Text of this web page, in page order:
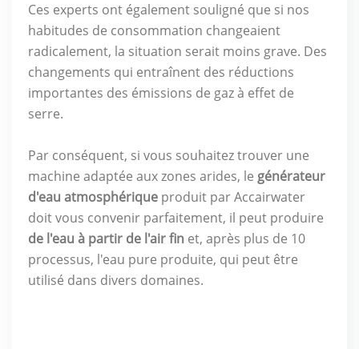
Ces experts ont également souligné que si nos
habitudes de consommation changeaient
radicalement, la situation serait moins grave. Des
changements qui entraînent des réductions
importantes des émissions de gaz à effet de
serre.
Par conséquent, si vous souhaitez trouver une
machine adaptée aux zones arides, le générateur
d'eau atmosphérique produit par Accairwater
doit vous convenir parfaitement, il peut produire
de l'eau à partir de l'air fin et, après plus de 10
processus, l'eau pure produite, qui peut être
utilisé dans divers domaines.